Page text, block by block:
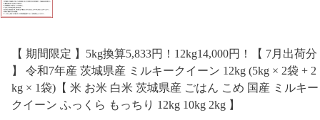
【 期間限定 】5kg換算5,833円！12kg14,000円！【 7月出荷分
】 令和7年産 茨城県産 ミルキークイーン 12kg (5kg × 2袋 + 2
kg × 1袋)【 米 お米 白米 茨城県産 ごはん こめ 国産 ミルキー
クイーン ふっくら もっちり 12kg 10kg 2kg 】